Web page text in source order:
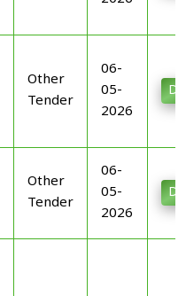
Other
Tender
06-
05-
2026
Other
Tender
06-
05-
2026